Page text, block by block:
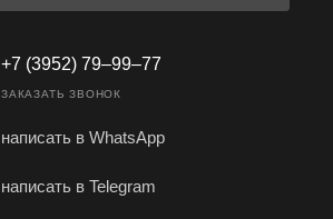
+7 (3952) 79‒99‒77
ЗАКАЗАТЬ ЗВОНОК
написать в WhatsApp
написать в Telegram